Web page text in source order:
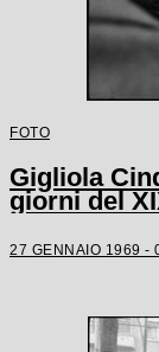
FOTO
Gigliola
giorni del
27 GENNAIO 1969 -